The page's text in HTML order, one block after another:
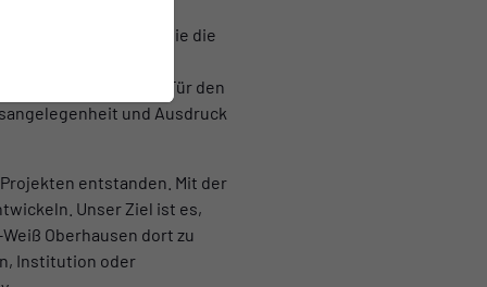
übernahm sie die
für Inklusion. Für den
und Ausdruck
entstanden. Mit der
Unser Ziel ist es,
Oberhausen dort zu
Institution oder